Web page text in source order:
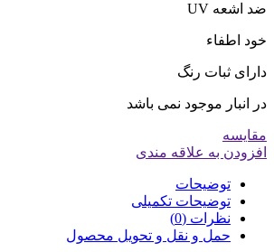
ضد اشعه UV
خود اطفاء
دارای ثبات رنگ
در انبار موجود نمی باشد
مقایسه
افزودن به علاقه مندی
توضیحات
توضیحات تکمیلی
نظرات (0)
حمل و نقل و تحویل محصول